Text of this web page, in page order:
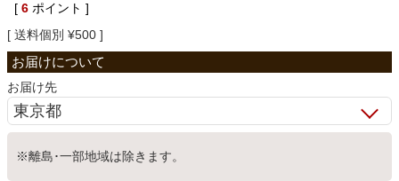
収納家具
[ 6 ポイント ]
送料個別 ¥500
お届け先
※離島･一部地域は除きます。